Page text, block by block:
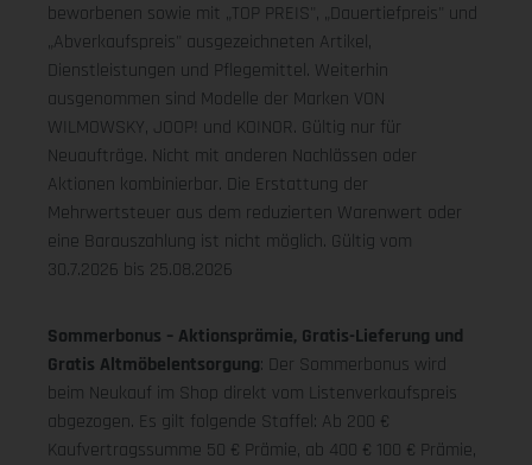
beworbenen sowie mit „TOP PREIS", „Dauertiefpreis" und
„Abverkaufspreis" ausgezeichneten Artikel,
Dienstleistungen und Pflegemittel. Weiterhin
ausgenommen sind Modelle der Marken VON
WILMOWSKY, JOOP! und KOINOR. Gültig nur für
Neuaufträge. Nicht mit anderen Nachlässen oder
Aktionen kombinierbar. Die Erstattung der
Mehrwertsteuer aus dem reduzierten Warenwert oder
eine Barauszahlung ist nicht möglich. Gültig vom
30.7.2026 bis 25.08.2026
Sommerbonus – Aktionsprämie, Gratis-Lieferung und
Gratis Altmöbelentsorgung: Der Sommerbonus wird
beim Neukauf im Shop direkt vom Listenverkaufspreis
abgezogen. Es gilt folgende Staffel: Ab 200 €
Kaufvertragssumme 50 € Prämie, ab 400 € 100 € Prämie,